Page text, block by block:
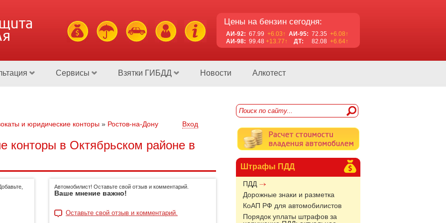
Цены на бензин сегодня:
АИ-92: 67.99 +6.03↑ АИ-95: 72.35 +6.08↑
АИ-98: 99.48 +13.77↑ ДТ: 82.08 +6.64↑
Сервисы Взятки ГИБДД Новости Алкотест
Штрафы ПДД
ПДД
Дорожные знаки и разметка
КоАП РФ для автомобилистов
Порядок уплаты штрафов за
и юридические конторы » Ростов-на-Дону Вход
конторы в Октябрьском районе в
Автомобилист! Оставьте свой отзыв и комментарий.
Ваше мнение важно!
Оставьте свой отзыв и комментарий.